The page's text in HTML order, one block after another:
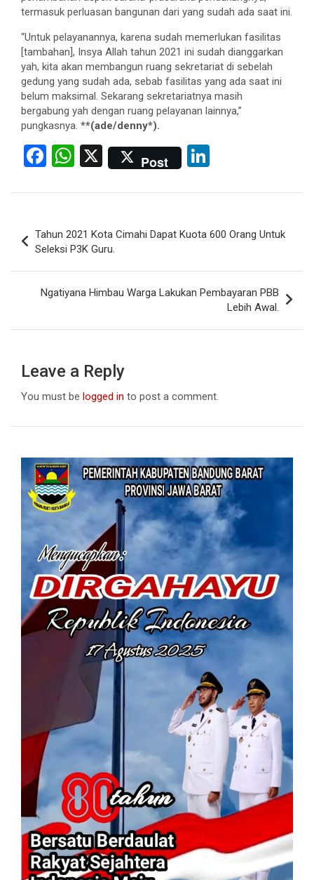
termasuk perluasan bangunan dari yang sudah ada saat ini.
“Untuk pelayanannya, karena sudah memerlukan fasilitas
[tambahan], Insya Allah tahun 2021 ini sudah dianggarkan
yah, kita akan membangun ruang sekretariat di sebelah
gedung yang sudah ada, sebab fasilitas yang ada saat ini
belum maksimal. Sekarang sekretariatnya masih
bergabung yah dengan ruang pelayanan lainnya,”
pungkasnya. **(ade/denny*).
F
ce
b
o
o
k
W
at
s
A
p
p
X Post
ke
dI
n
navigation
Tahun 2021 Kota Cimahi Dapat Kuota 600 Orang Untuk
Seleksi P3K Guru.
Ngatiyana Himbau Warga Lakukan Pembayaran PBB
Lebih Awal.
Leave a Reply
You must be logged in to post a comment.